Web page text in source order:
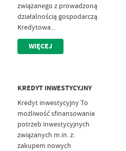
związanego z prowadzoną
działalnością gospodarczą.
Kredytowa...
WIĘCEJ
KREDYT INWESTYCYJNY
Kredyt inwestycyjny To
możliwość sfinansowania
potrzeb inwestycyjnych
związanych m.in. z:
zakupem nowych